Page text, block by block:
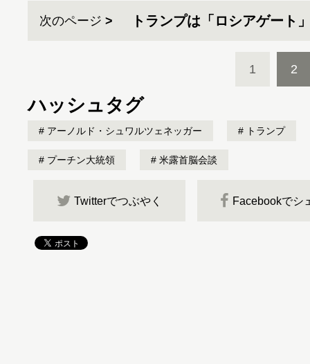
次のページ トランプは「ロシアゲート
1 2
ハッシュタグ
アーノルド・シュワルツェネッガー トランプ
プーチン大統領 米露首脳会談
Twitterでつぶやく Facebookでシ